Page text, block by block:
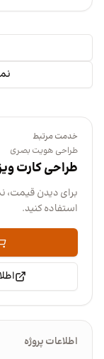
خدمت مرتبط
طراحی هویت بصری
طراحی کارت
برای دیدن قیمت،
استفاده کنید.
اطلاعات پروژه